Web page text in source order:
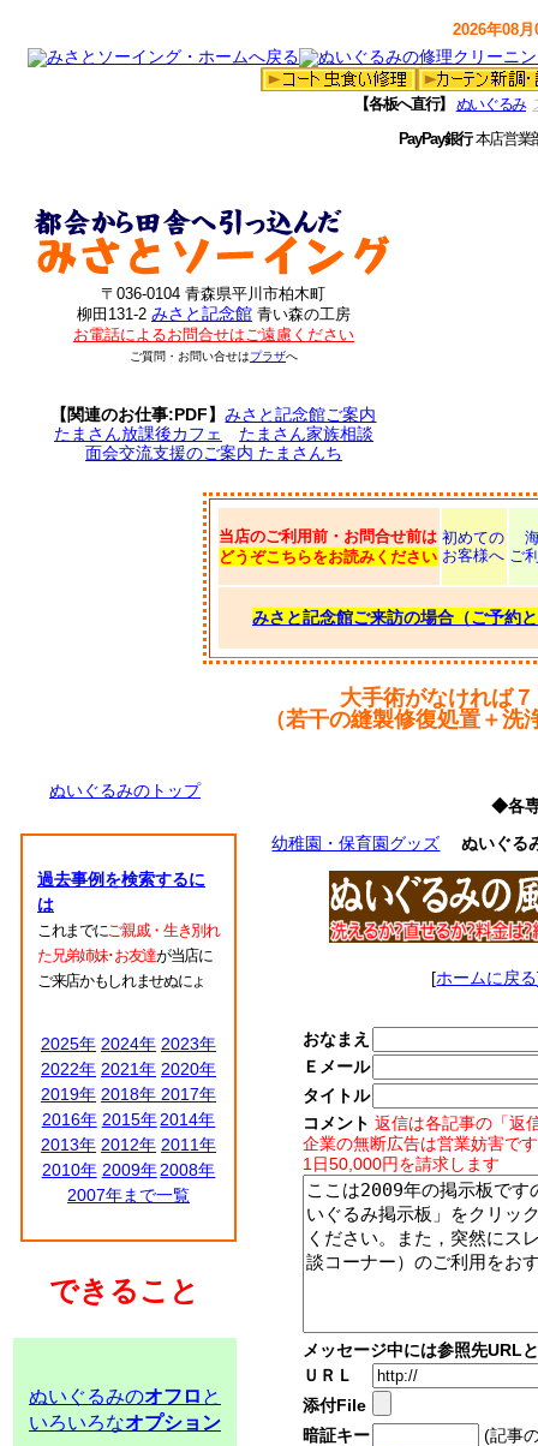
2026年08
【各板へ直行】 ぬいぐるみ
PayPay銀行本店営
〒036-0104 青森県平川市柏木町
柳田131-2 みさと記念館 青い森の工房
お電話によるお問合せはご遠慮ください
ご質問・お問い合せはプラザへ
【関連のお仕事:PDF】みさと記念館ご案内
たまさん放課後カフェ
たまさん家族相談
面会交流支援のご案内 たまさんち
当店のご利用前・お問合せ前は
どうぞこちらをお読みください
初めての
お客様へ ご
みさと記念館ご来訪の場合（ご予約
大手術がなければ
（若干の縫製修復処置＋
ぬいぐるみのトップ
過去事例を検索するに
は
これまでにご親戚・生き別れ
た兄弟姉妹･お友達が当店に
ご来店かもしれませぬにょ
2025年 2024年 2023年
2022年 2021年 2020年
2019年 2018年 2017年
2016年 2015年 2014年
2013年 2012年 2011年
2010年 2009年 2008年
2007年まで一覧
できること
ぬいぐるみのオフロ と
いろいろなオプション
◆各
幼稚園・保育園グッズ
ぬいぐる
[ホームに戻る
おなまえ
Ｅメール
タイトル
コメント 返信は各記事の「返
企業の無断広告は営業妨害で
1日50,000円を請求します
メッセージ中には参照先URL
ＵＲＬ
添付File
暗証キー
(記事